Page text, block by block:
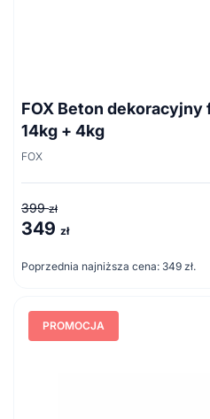
FOX Beton
14kg + 4kg
FOX
399zł
Pierwotna
wynosiła:
349 zł
Aktualna
wynosi:
Poprzednia najniższa cena: 349 zł.
PROMOCJA